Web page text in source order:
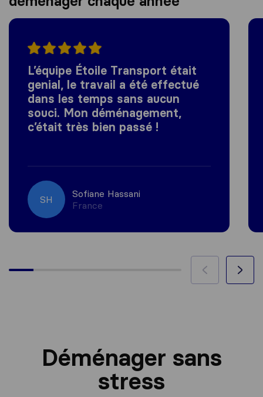
L’équipe Étoile Transport était
genial, le travail a été effectué
dans les temps sans aucun
souci. Mon déménagement,
c’était très bien passé !
SH
Sofiane Hassani
France
Déménager sans
stress